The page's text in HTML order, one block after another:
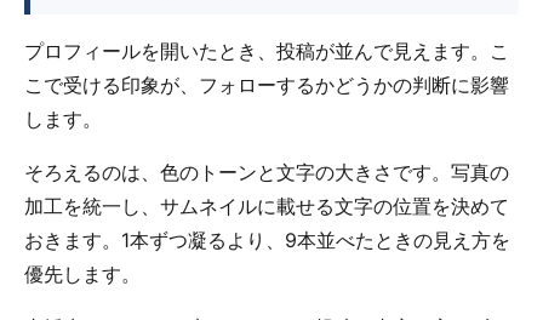
プロフィールを開いたとき、投稿が並んで見えます。こ
こで受ける印象が、フォローするかどうかの判断に影響
します。
そろえるのは、色のトーンと文字の大きさです。写真の
加工を統一し、サムネイルに載せる文字の位置を決めて
おきます。1本ずつ凝るより、9本並べたときの見え方を
優先します。